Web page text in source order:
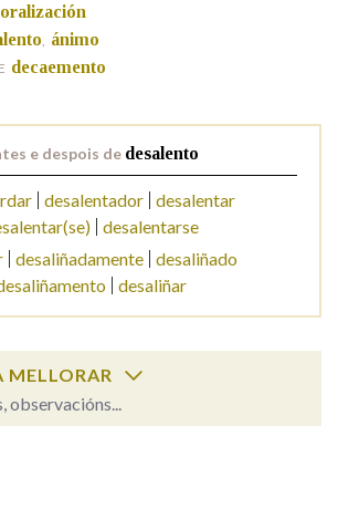
DE BUSCA
ánimo
decaemento
e despois de desalento
desalentador desalentar
desalentarse
desaliñadamente desaliñado
desaliñar
MELLORAR
observacións...
OPCIÓN: